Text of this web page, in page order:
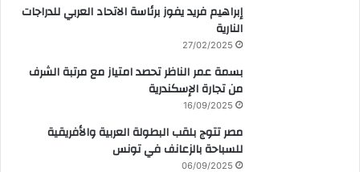
إبراهيم فريد يفوز برئاسة الاتحاد العربي للدراجات
النارية
27/02/2025
بسمة عمر الناظر تحصد امتياز مع مرتبة الشرف
من تجارة الإسكندرية
16/09/2025
مصر تتوج بلقب البطولة العربية والأفريقية
للسباحة بالزعانف في تونس
06/09/2025